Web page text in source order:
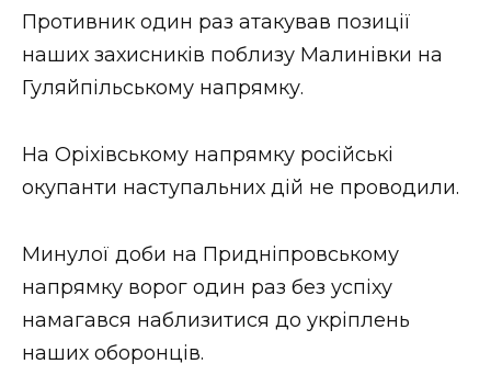
Противник один раз атакував позиції
наших захисників поблизу Малинівки на
Гуляйпільському напрямку.
На Оріхівському напрямку російські
окупанти наступальних дій не проводили.
Минулої доби на Придніпровському
напрямку ворог один раз без успіху
намагався наблизитися до укріплень
наших оборонців.